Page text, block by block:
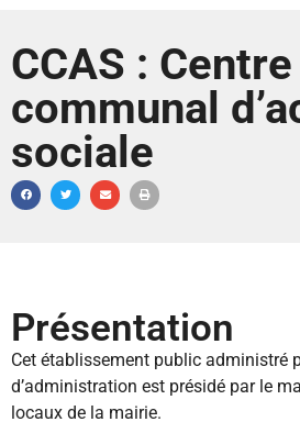
CCAS : Centre
communal
sociale
Présentation
Cet établissement public administré
d’administration est présidé par le
locaux de la mairie.